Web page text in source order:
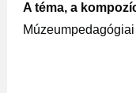
A téma, a